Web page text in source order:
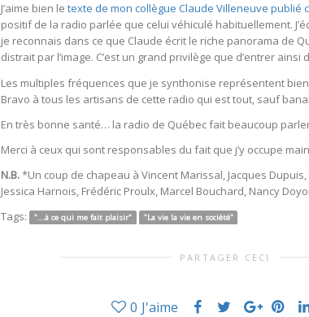
J’aime bien le texte de mon collègue Claude Villeneuve publié
positif de la radio parlée que celui véhiculé habituellement.
je reconnais dans ce que Claude écrit le riche panorama de
distrait par l’image. C’est un grand privilège que d’entrer ainsi
Les multiples fréquences que je synthonise représentent
Bravo à tous les artisans de cette radio qui est tout, sauf
En très bonne santé… la radio de Québec fait beaucoup
Merci à ceux qui sont responsables du fait que j’y occupe
N.B.*Un coup de chapeau à Vincent Marissal, Jacques
Jessica Harnois, Frédéric Proulx, Marcel Bouchard, Nancy
Tags:
"...à ce qui me fait plaisir" "La vie la vie en société"
PARTAGER CECI
0 J'aime